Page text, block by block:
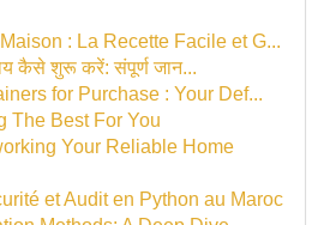
: La Recette Facile et G...
कैसे शुरू करें: संपूर्ण जान...
for Purchase : Your Def...
The Best For You
Your Reliable Home
et Audit en Python au Maroc